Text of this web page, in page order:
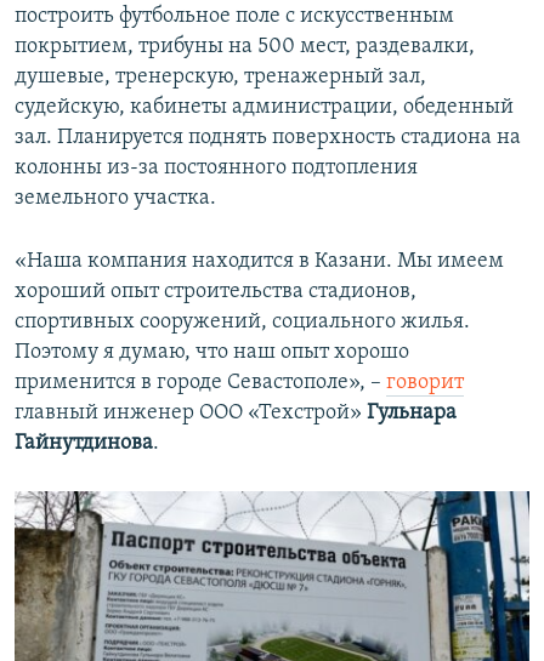
построить футбольное поле с искусственным
покрытием, трибуны на 500 мест, раздевалки,
душевые, тренерскую, тренажерный зал,
судейскую, кабинеты администрации, обеденный
зал. Планируется поднять поверхность стадиона на
колонны из-за постоянного подтопления
земельного участка.
«Наша компания находится в Казани. Мы имеем
хороший опыт строительства стадионов,
спортивных сооружений, социального жилья.
Поэтому я думаю, что наш опыт хорошо
применится в городе Севастополе», – говорит
главный инженер ООО «Техстрой» Гульнара
Гайнутдинова.